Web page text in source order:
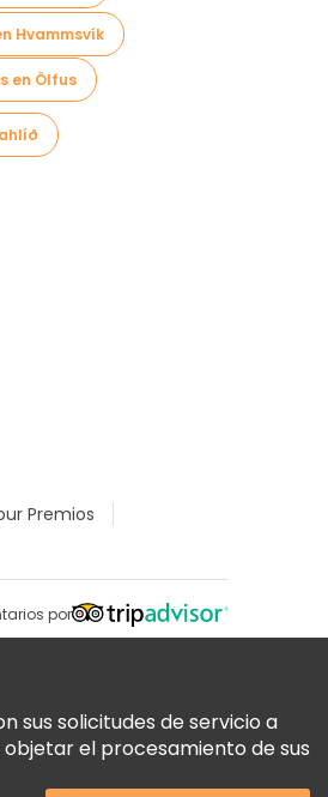
Hvammsvík
en Ölfus
Premios
por
sus solicitudes de servicio a
objetar el procesamiento de sus